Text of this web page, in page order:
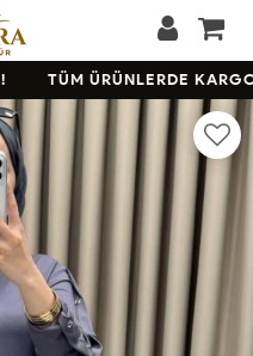
TÜM ÜRÜNLERDE